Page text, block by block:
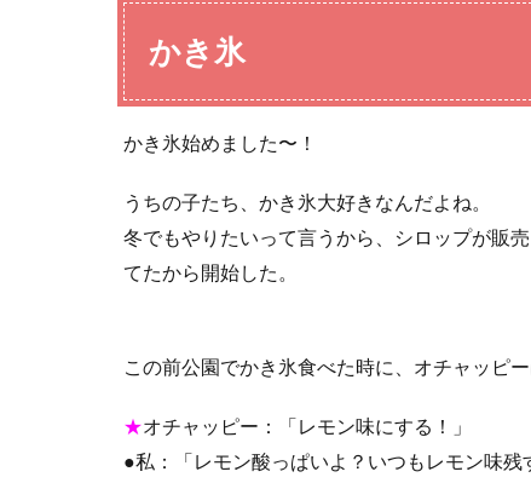
かき氷
かき氷始めました〜！
うちの子たち、かき氷大好きなんだよね。
冬でもやりたいって言うから、シロップが販
てたから開始した。
この前公園でかき氷食べた時に、オチャッピ
★オチャッピー：「レモン味にする！」
●私：「レモン酸っぱいよ？いつもレモン味残